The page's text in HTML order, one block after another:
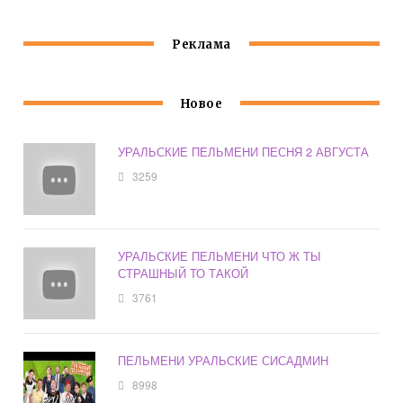
Реклама
Новое
УРАЛЬСКИЕ ПЕЛЬМЕНИ ПЕСНЯ 2 АВГУСТА
3259
УРАЛЬСКИЕ ПЕЛЬМЕНИ ЧТО Ж ТЫ
СТРАШНЫЙ ТО ТАКОЙ
3761
ПЕЛЬМЕНИ УРАЛЬСКИЕ СИСАДМИН
8998